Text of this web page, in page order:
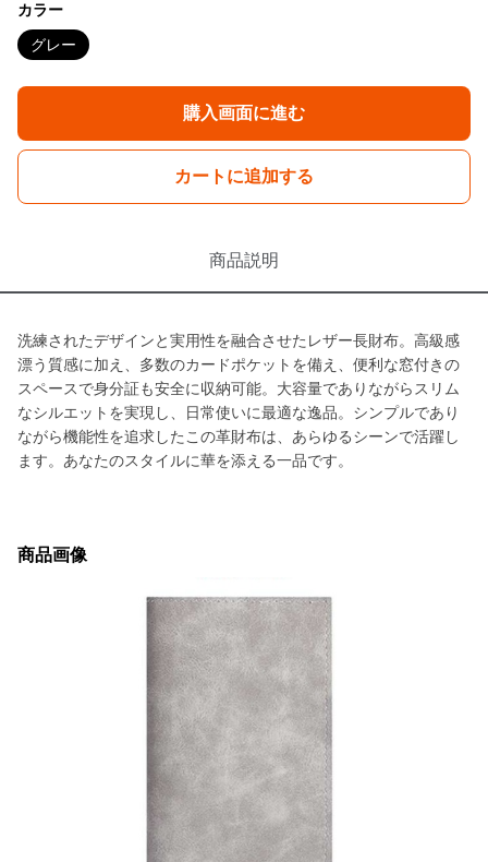
カラー
グレー
購入画面に進む
カートに追加する
商品説明
洗練されたデザインと実用性を融合させたレザー長財布。高級感
漂う質感に加え、多数のカードポケットを備え、便利な窓付きの
スペースで身分証も安全に収納可能。大容量でありながらスリム
なシルエットを実現し、日常使いに最適な逸品。シンプルであり
ながら機能性を追求したこの革財布は、あらゆるシーンで活躍し
ます。あなたのスタイルに華を添える一品です。
商品画像